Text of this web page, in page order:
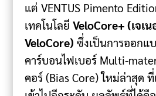
แต่ VENTUS Pimento
เทคโนโลยีVeloCore+ (เจเ
VeloCore) ซึ่งเป็นการออกแ
คาร์บอนไฟเบอร์ Multi-
คอร์ (Bias Core) ใหม่ล่าสุด